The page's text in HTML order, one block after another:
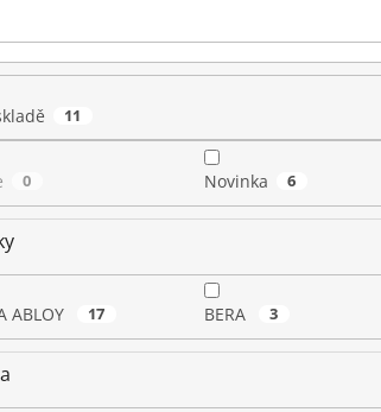
11
0 Novinka 6
ABLOY 17 BERA 3